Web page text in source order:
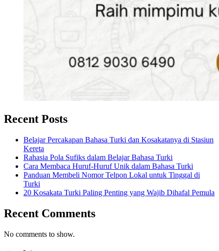
Recent Posts
Belajar Percakapan Bahasa Turki dan Kosakatanya di Stasiun
Kereta
Rahasia Pola Sufiks dalam Belajar Bahasa Turki
Cara Membaca Huruf-Huruf Unik dalam Bahasa Turki
Panduan Membeli Nomor Telpon Lokal untuk Tinggal di
Turki
20 Kosakata Turki Paling Penting yang Wajib Dihafal Pemula
Recent Comments
No comments to show.